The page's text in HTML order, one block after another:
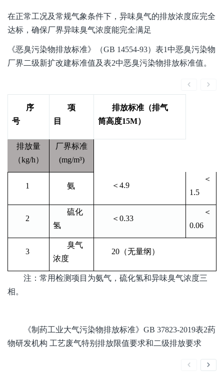
在正常工况及常规气象条件下，异味臭气的排放浓度应完全
达标，确保厂界异味臭气浓度能完全满足
《恶臭污染物排放标准》（GB 14554-93）表1中恶臭污染物
厂界二级新扩改建标准值及表2中恶臭污染物排放标准值。
序
号
项
目
排放标准（排气
筒高度15M）
排放量
（kg/h）
厂界标准
(mg/m³)
1 氨 ＜4.9
＜
1.5
2
硫化
氢
＜0.33
＜
0.06
3
臭气
浓度
20（无量纲）
注：常用检测项目为氨气，硫化氢和异味臭气浓度三
相。
《制药工业大气污染物排放标准》GB 37823-2019表2药
物研发机构 工艺废气特别排放限值要求和二级排放要求